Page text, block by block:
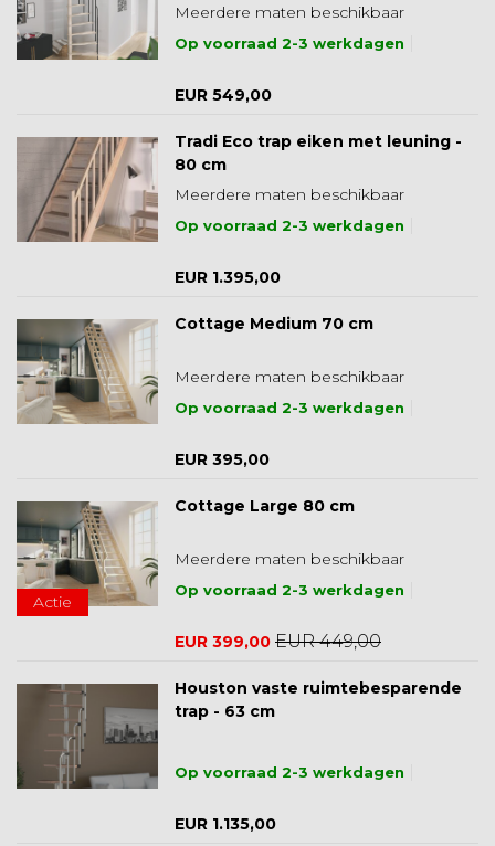
Meerdere maten beschikbaar
Op voorraad 2-3 werkdagen
EUR 549,00
Tradi Eco trap eiken met leuning -
80 cm
Meerdere maten beschikbaar
Op voorraad 2-3 werkdagen
EUR 1.395,00
Cottage Medium 70 cm
Meerdere maten beschikbaar
Op voorraad 2-3 werkdagen
EUR 395,00
Actie
Cottage Large 80 cm
Meerdere maten beschikbaar
Op voorraad 2-3 werkdagen
EUR 399,00 EUR 449,00
Houston vaste ruimtebesparende
trap - 63 cm
Op voorraad 2-3 werkdagen
EUR 1.135,00